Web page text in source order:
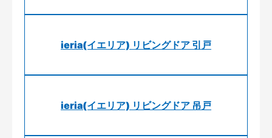
ieria(イエリア) リビングドア 引戸
ieria(イエリア) リビングドア 吊戸